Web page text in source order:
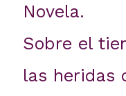
Novela.
Sobre el
las heridas